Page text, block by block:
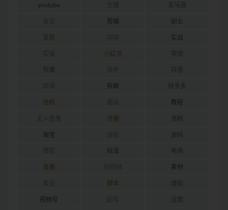
youtube 亚马逊
剪辑 副业
变现 实战
小红书 带货
引流 抖音
拆解 拼多多
挂机 教程
流量 涨粉
淘宝 源码
玩法 电商
直播 素材
脚本 虚拟
视频号 运营